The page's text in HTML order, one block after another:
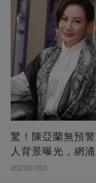
驚！陳亞蘭無預
人背景曝光，網
2023/07/03